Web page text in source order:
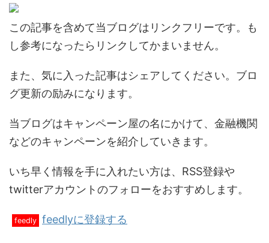
この記事を含めて当ブログはリンクフリーです。も
し参考になったらリンクしてかまいません。
また、気に入った記事はシェアしてください。ブロ
グ更新の励みになります。
当ブログはキャンペーン屋の名にかけて、金融機関
などのキャンペーンを紹介していきます。
いち早く情報を手に入れたい方は、RSS登録や
twitterアカウントのフォローをおすすめします。
feedly feedlyに登録する